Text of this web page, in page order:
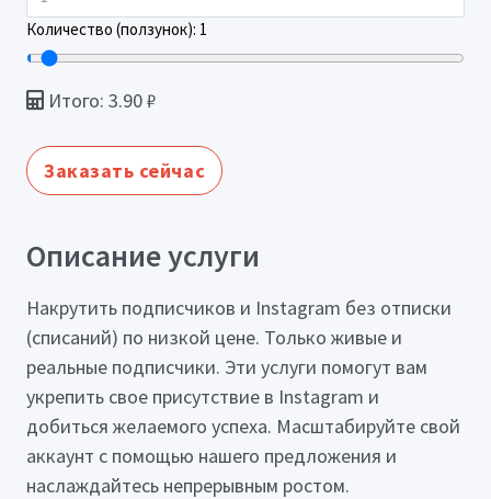
Количество (ползунок): 1
Итого: 3.90₽
Заказать сейчас
Описание услуги
Накрутить подписчиков и Instagram без отписки
(списаний) по низкой цене. Только живые и
реальные подписчики. Эти услуги помогут вам
укрепить свое присутствие в Instagram и
добиться желаемого успеха. Масштабируйте свой
аккаунт с помощью нашего предложения и
наслаждайтесь непрерывным ростом.